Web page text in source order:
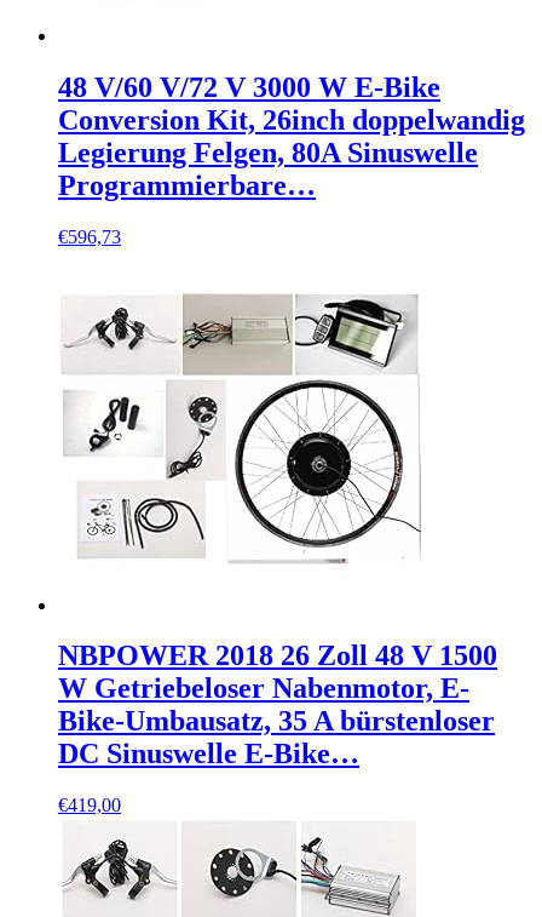
48 V/60 V/72 V 3000 W E-Bike
Conversion Kit, 26inch doppelwandig
Legierung Felgen, 80A Sinuswelle
Programmierbare…
€596,73
NBPOWER 2018 26 Zoll 48 V 1500
W Getriebeloser Nabenmotor, E-
Bike-Umbausatz, 35 A bürstenloser
DC Sinuswelle E-Bike…
€419,00